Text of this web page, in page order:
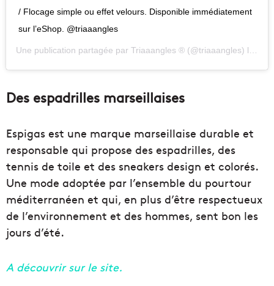
/ Flocage simple ou effet velours. Disponible immédiatement
sur l’eShop. @triaaangles
Une publication partagée par Triaaangles ® (@triaaangles) le
Des espadrilles marseillaises
Espigas est une marque marseillaise durable et
responsable qui propose des espadrilles, des
tennis de toile et des sneakers design et colorés.
Une mode adoptée par l’ensemble du pourtour
méditerranéen et qui, en plus d’être respectueux
de l’environnement et des hommes, sent bon les
jours d’été.
A découvrir sur le site.